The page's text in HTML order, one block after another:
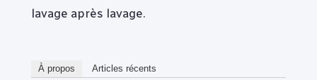
lavage après lavage.
À propos Articles récents